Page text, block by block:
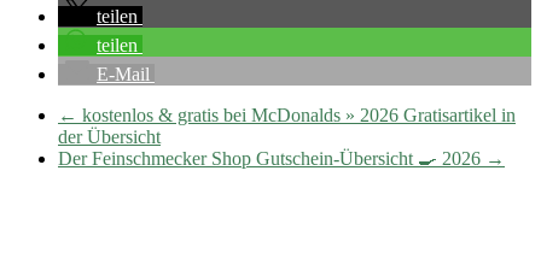
teilen
teilen
E-Mail
← kostenlos & gratis bei McDonalds » 2026 Gratisartikel in
der Übersicht
Der Feinschmecker Shop Gutschein-Übersicht 🍳 2026 →